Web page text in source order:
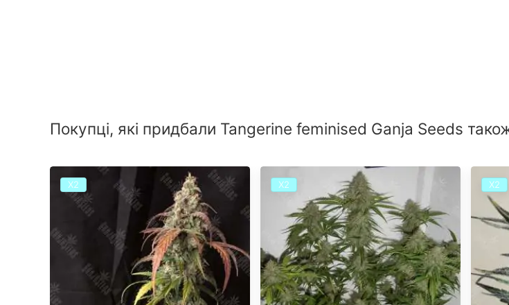
Покупці, які придбали Tangerine feminised Ganja Seeds
Х2 Х2 Х2